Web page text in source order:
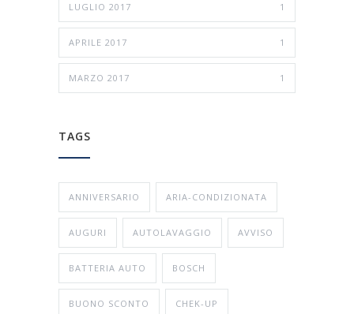
LUGLIO 2017 1
APRILE 2017 1
MARZO 2017 1
TAGS
ANNIVERSARIO ARIA-CONDIZIONATA
AUGURI AUTOLAVAGGIO AVVISO
BATTERIA AUTO BOSCH
BUONO SCONTO CHEK-UP